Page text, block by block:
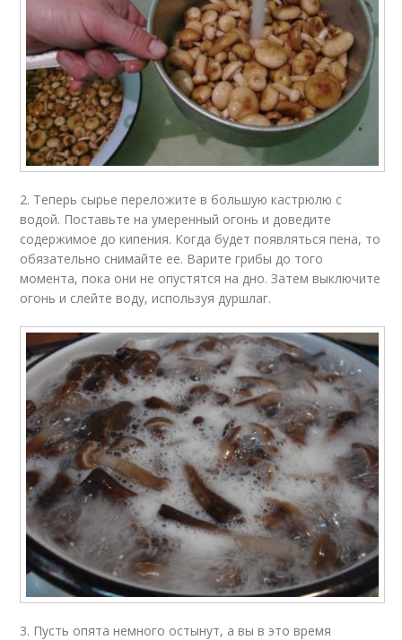
2. Теперь сырье переложите в большую кастрюлю с
водой. Поставьте на умеренный огонь и доведите
содержимое до кипения. Когда будет появляться пена, то
обязательно снимайте ее. Варите грибы до того
момента, пока они не опустятся на дно. Затем выключите
огонь и слейте воду, используя дуршлаг.
3. Пусть опята немного остынут, а вы в это время